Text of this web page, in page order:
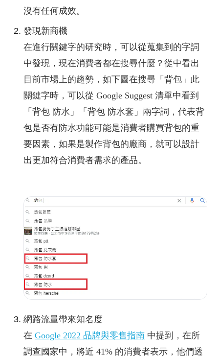
沒有任何成效。
發現新商機
在進行關鍵字的研究時，可以從蒐集到的字詞
中發現，現在消費者都在搜尋什麼？從中看出
目前市場上的趨勢，如下圖在搜尋「背包」此
關鍵字時，可以從 Google Suggest 清單中看到
「背包 防水」「背包 防水套」兩字詞，代表背
包是否有防水功能可能是消費者購買背包的重
要因素，如果是製作背包的廠商，就可以設計
出更加符合消費者需求的產品。
網路流量帶來知名度
在 Google 2022 品牌與零售指南 中提到，在所
調查國家中，將近 41% 的消費者表⽰，他們透